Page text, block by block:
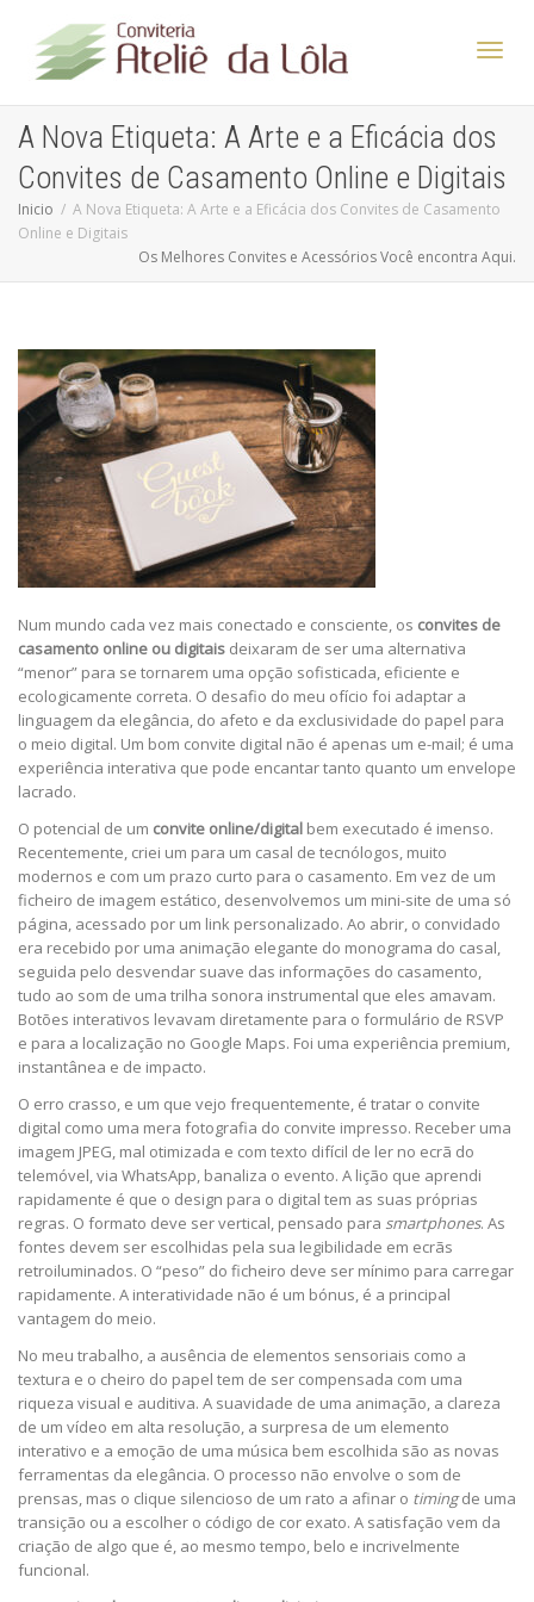
A Nova Etiqueta: A Arte e a Eficácia dos
Convites de Casamento Online e Digitais
Inicio
A Nova Etiqueta: A Arte e a Eficácia dos Convites de Casamento
Online e Digitais
Os Melhores Convites e Acessórios Você encontra Aqui.
Num mundo cada vez mais conectado e consciente, os convites de
casamento online ou digitais deixaram de ser uma alternativa
“menor” para se tornarem uma opção sofisticada, eficiente e
ecologicamente correta. O desafio do meu ofício foi adaptar a
linguagem da elegância, do afeto e da exclusividade do papel para
o meio digital. Um bom convite digital não é apenas um e-mail; é uma
experiência interativa que pode encantar tanto quanto um envelope
lacrado.
O potencial de um convite online/digital bem executado é imenso.
Recentemente, criei um para um casal de tecnólogos, muito
modernos e com um prazo curto para o casamento. Em vez de um
ficheiro de imagem estático, desenvolvemos um mini-site de uma só
página, acessado por um link personalizado. Ao abrir, o convidado
era recebido por uma animação elegante do monograma do casal,
seguida pelo desvendar suave das informações do casamento,
tudo ao som de uma trilha sonora instrumental que eles amavam.
Botões interativos levavam diretamente para o formulário de RSVP
e para a localização no Google Maps. Foi uma experiência premium,
instantânea e de impacto.
O erro crasso, e um que vejo frequentemente, é tratar o convite
digital como uma mera fotografia do convite impresso. Receber uma
imagem JPEG, mal otimizada e com texto difícil de ler no ecrã do
telemóvel, via WhatsApp, banaliza o evento. A lição que aprendi
rapidamente é que o design para o digital tem as suas próprias
regras. O formato deve ser vertical, pensado para smartphones. As
fontes devem ser escolhidas pela sua legibilidade em ecrãs
retroiluminados. O “peso” do ficheiro deve ser mínimo para carregar
rapidamente. A interatividade não é um bónus, é a principal
vantagem do meio.
No meu trabalho, a ausência de elementos sensoriais como a
textura e o cheiro do papel tem de ser compensada com uma
riqueza visual e auditiva. A suavidade de uma animação, a clareza
de um vídeo em alta resolução, a surpresa de um elemento
interativo e a emoção de uma música bem escolhida são as novas
ferramentas da elegância. O processo não envolve o som de
prensas, mas o clique silencioso de um rato a afinar o timingde uma
transição ou a escolher o código de cor exato. A satisfação vem da
criação de algo que é, ao mesmo tempo, belo e incrivelmente
funcional.